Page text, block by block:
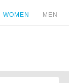
WOMEN MEN